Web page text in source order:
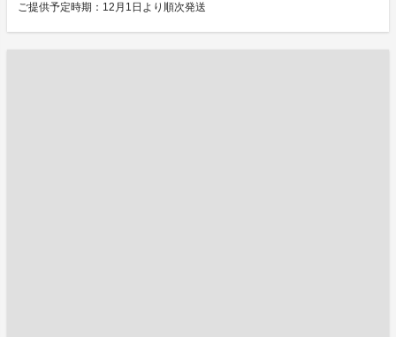
ご提供予定時期：12月1日より順次発送